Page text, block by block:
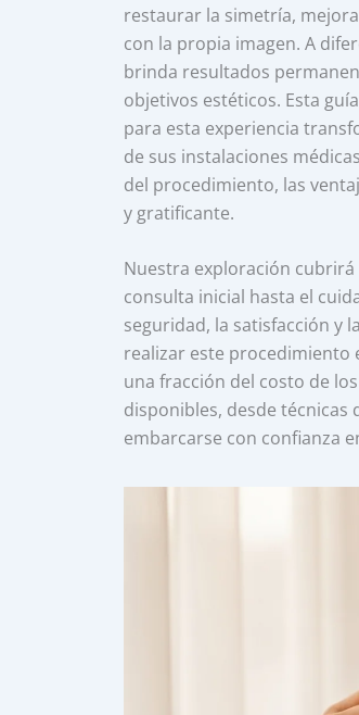
restaurar la simetría,
con la propia imagen. A
brinda resultados
objetivos estéticos. Esta
para esta experiencia
de sus instalaciones
del procedimiento, las
y gratificante.
Nuestra exploración
consulta inicial hasta el
seguridad, la satisfacción y
realizar este procedimiento
una fracción del costo de
disponibles, desde
embarcarse con confianza